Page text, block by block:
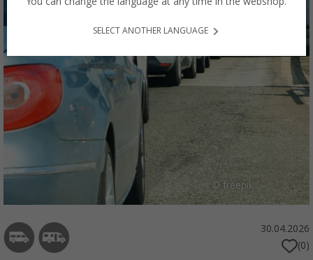
© freepik
30.04.2026
(0)
SELECT ANOTHER LANGUAGE